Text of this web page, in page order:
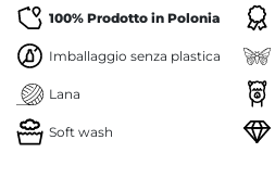
100% Prodotto in Polonia
Imballaggio senza plastica
Lana
Soft wash